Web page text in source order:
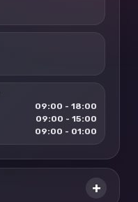
09:00 - 18:00
09:00 - 15:00
09:00 - 01:00
+